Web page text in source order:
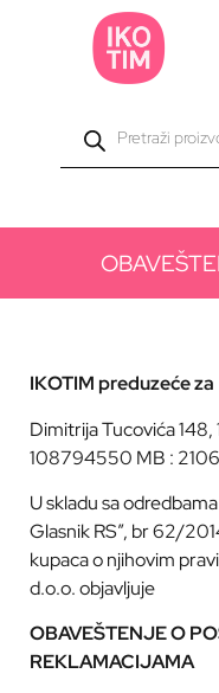
IKOTIM preduzeće za
Dimitrija Tucovića
108794550 MB :
U skladu sa
Glasnik RS”, br 62/
kupaca o njihovim
d.o.o. objavljuje
OBAVEŠTENJE O
REKLAMACIJAMA